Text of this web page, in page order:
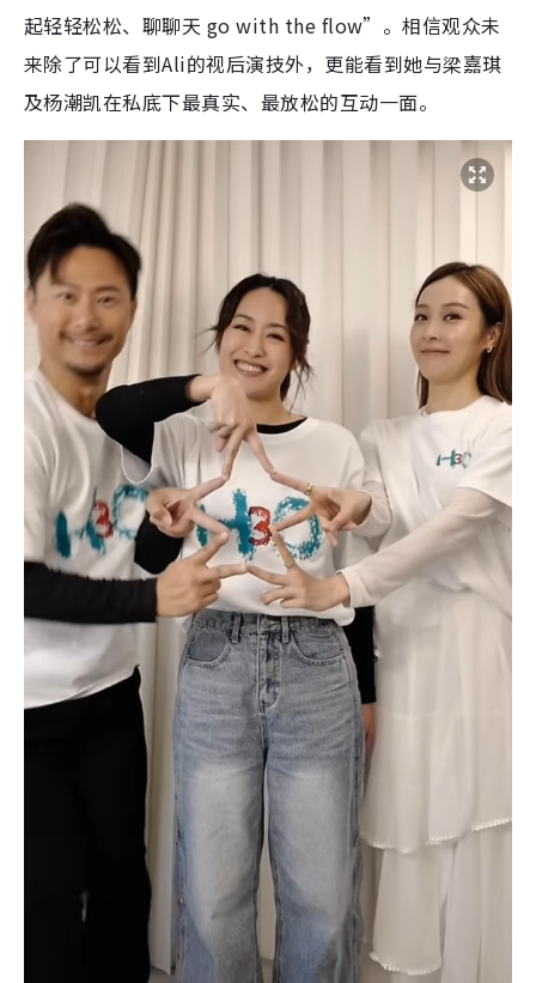
起轻轻松松、聊聊天 go with the flow”。相信观众未
来除了可以看到Ali的视后演技外，更能看到她与梁嘉琪
及杨潮凯在私底下最真实、最放松的互动一面。